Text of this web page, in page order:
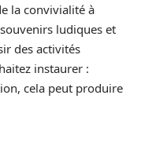
la convivialité à
ludiques et
des activités
instaurer :
cela peut produire